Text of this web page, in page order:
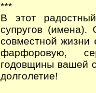
***
В этот
супругов
совместной
фарфоровую,
годовщины вашей
долголетие!